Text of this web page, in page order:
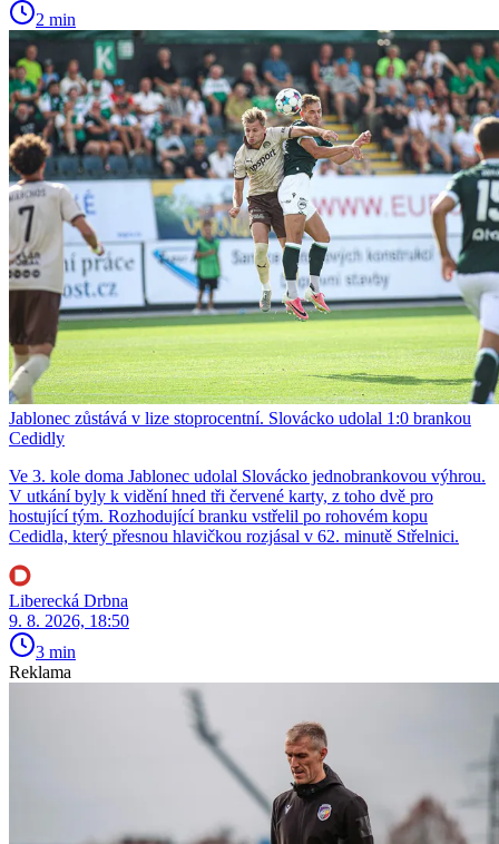
2 min
Jablonec zůstává v lize stoprocentní. Slovácko udolal 1:0 brankou
Cedidly
Ve 3. kole doma Jablonec udolal Slovácko jednobrankovou výhrou.
V utkání byly k vidění hned tři červené karty, z toho dvě pro
hostující tým. Rozhodující branku vstřelil po rohovém kopu
Cedidla, který přesnou hlavičkou rozjásal v 62. minutě Střelnici.
Liberecká Drbna
9. 8. 2026, 18:50
3 min
Reklama